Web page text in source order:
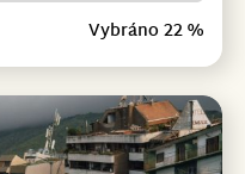
Vybráno 22 %